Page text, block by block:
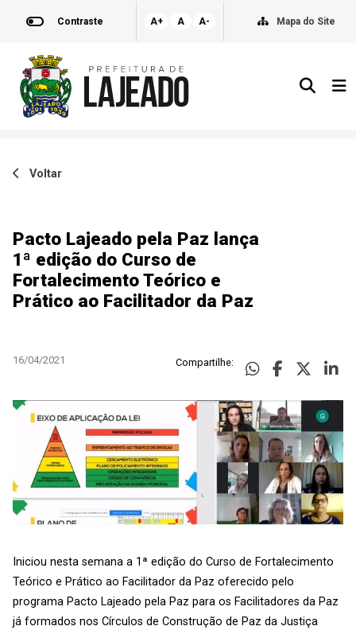
Contraste A+ A A- Mapa do Site
Voltar
Pacto Lajeado pela Paz lança
1ª edição do Curso de
Fortalecimento Teórico e
Prático ao Facilitador da Paz
16/04/2021 Compartilhe:
Iniciou nesta semana a 1ª edição do Curso de Fortalecimento
Teórico e Prático ao Facilitador da Paz oferecido pelo
programa Pacto Lajeado pela Paz para os Facilitadores da Paz
já formados nos Círculos de Construção de Paz da Justiça